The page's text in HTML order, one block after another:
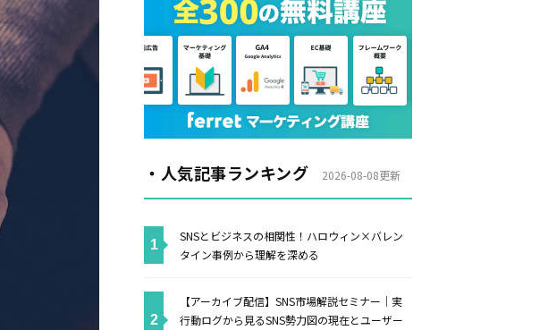
・人気記事ランキング 2026-08-08更新
SNSとビジネスの相関性！ハロウィン×バレン
タイン事例から理解を深める
【アーカイブ配信】SNS市場解説セミナー｜実
行動ログから見るSNS勢力図の現在とユーザー